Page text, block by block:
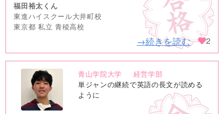
福田裕太くん
東進ハイスクール大井町校
東京都 私立 青稜高校
→続きを読む 2
no
image
青山学院大学
経営学部
単ジャンの継続で英語の長文が読める
ように